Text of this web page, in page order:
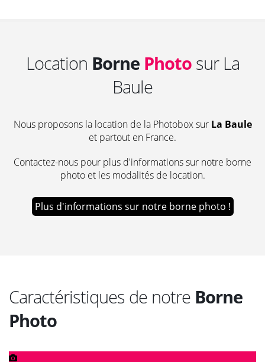
Location Borne Photosur La
Baule
Nous proposons la location de la Photobox sur La Baule
et partout en France.
Contactez-nous pour plus d'informations sur notre borne
photo et les modalités de location.
Plus d'informations sur notre borne photo !
Caractéristiques de notre Borne
Photo